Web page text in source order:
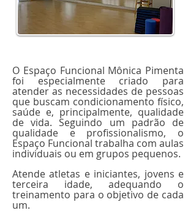
O Espaço Funcional Mônica Pimenta
foi especialmente criado para
atender as necessidades de pessoas
que buscam condicionamento físico,
saúde e, principalmente, qualidade
de vida. Seguindo um padrão de
qualidade e profissionalismo, o
Espaço Funcional trabalha com aulas
individuais ou em grupos pequenos.
Atende atletas e iniciantes, jovens e
terceira idade, adequando o
treinamento para o objetivo de cada
um.